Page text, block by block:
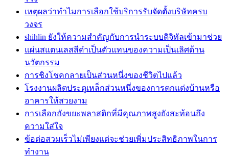
เหตุผลว่าทำไมการเลือกใช้บริการรับจัดตั้งบริษัทครบ
วงจร
shihlin ยังให้ความสำคัญกับการนำระบบดิจิทัลเข้ามาช่วย
แผ่นสแตนเลสสีดำเป็นตัวแทนของความเป็นเลิศด้าน
นวัตกรรม
การชิงโชคกลายเป็นส่วนหนึ่งของชีวิตไปแล้ว
โรงงานผลิตประตูเหล็กส่วนหนึ่งของการตกแต่งบ้านหรือ
อาคารให้สวยงาม
การเลือกถังขยะพลาสติกที่มีคุณภาพสูงยังสะท้อนถึง
ความใส่ใจ
ข้อต่อสวมเร็วไม่เพียงแต่จะช่วยเพิ่มประสิทธิภาพในการ
ทำงาน